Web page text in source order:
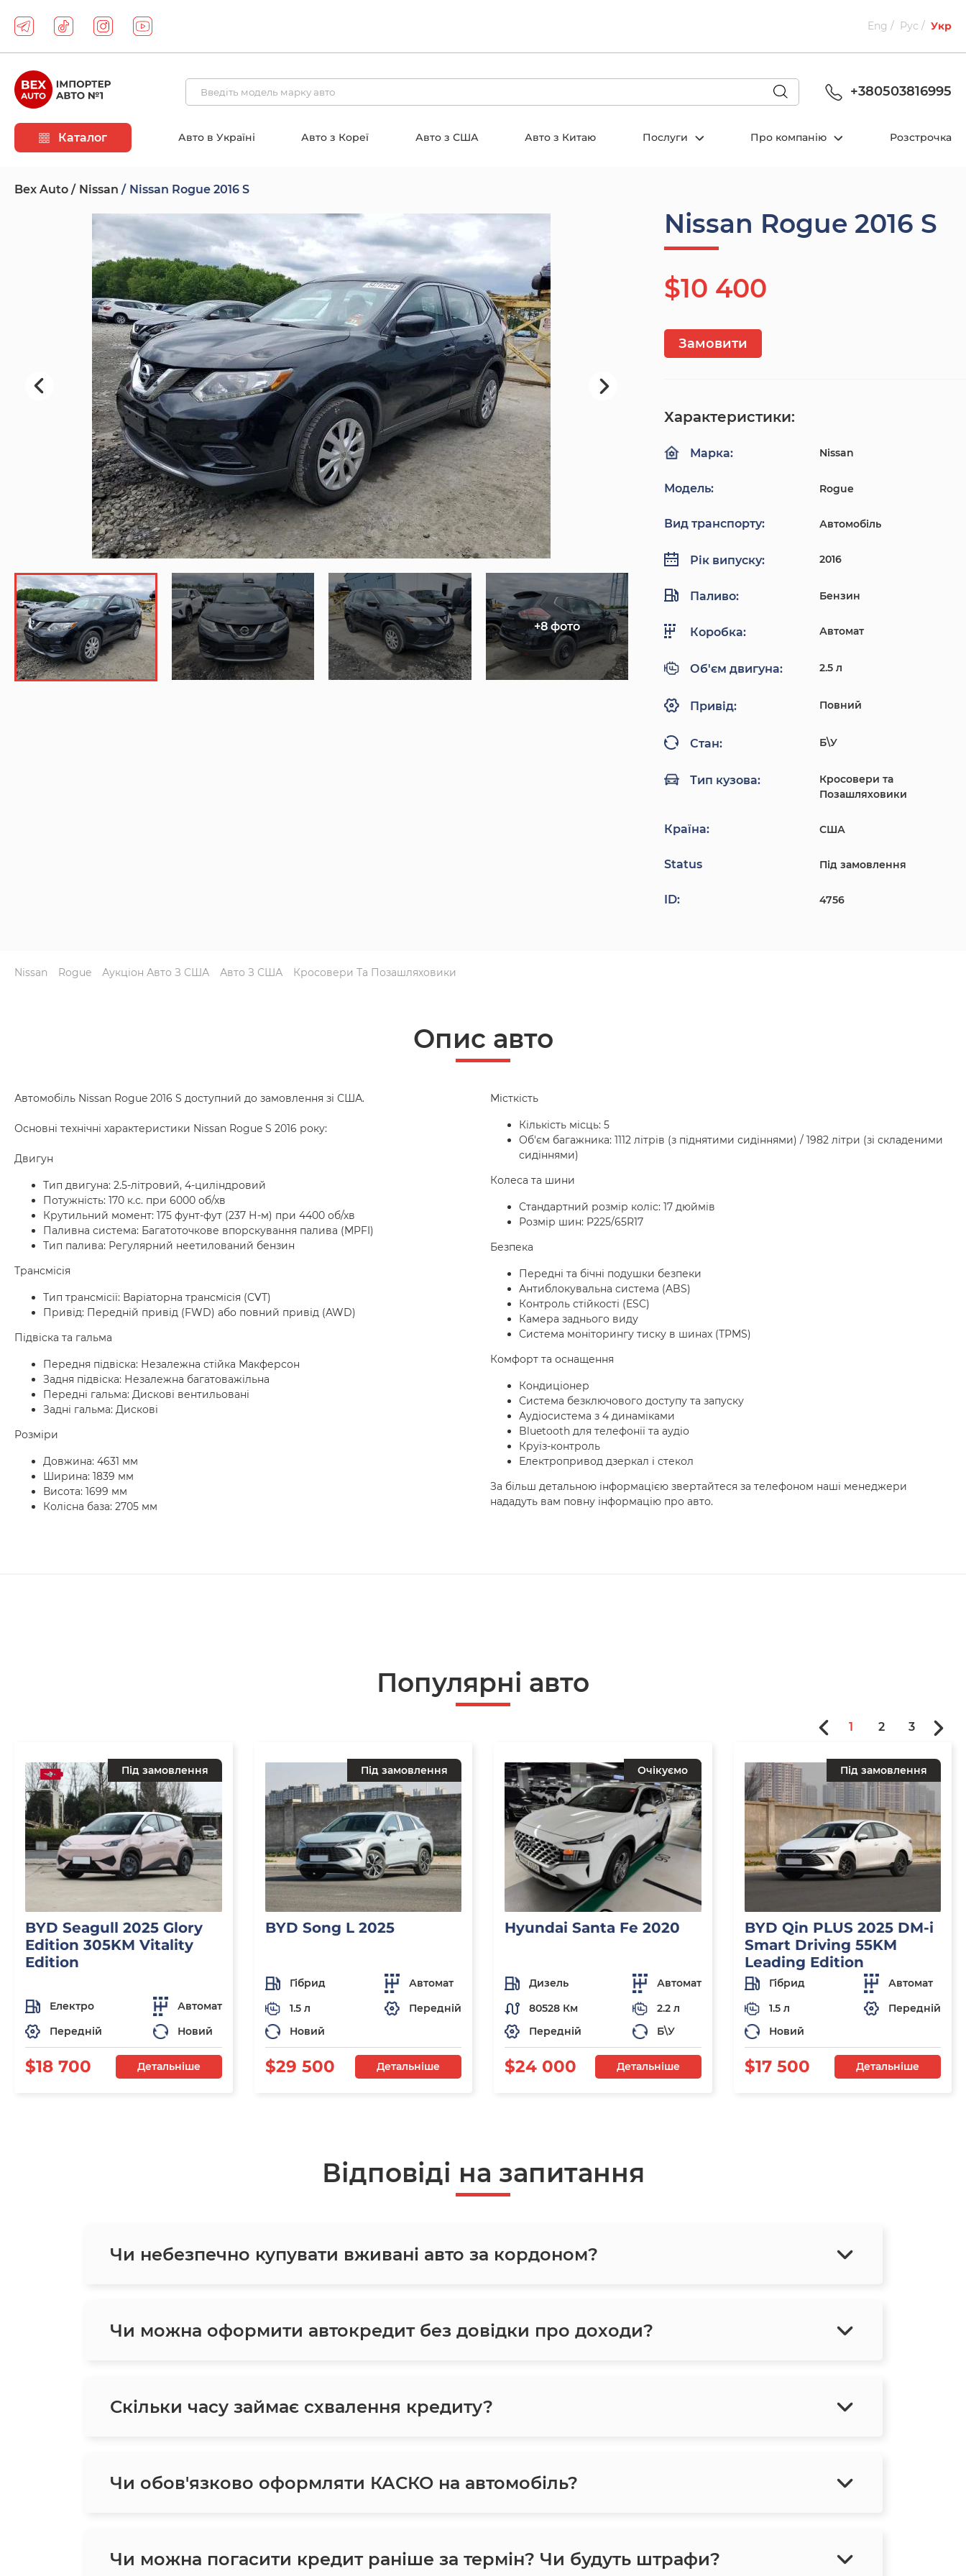
Eng Рус Укр
+380503816995
Каталог Авто в Україні Авто з Кореї Авто з США Авто з Китаю Послуги Про компанію Розстрочка
Bex Auto Nissan Nissan Rogue 2016 S
Nissan Rogue 2016 S
$10 400
+8 фото
Замовити
Характеристики:
Марка: Nissan
Модель: Rogue
Вид транспорту: Автомобіль
Рік випуску: 2016
Паливо: Бензин
Коробка: Автомат
Об'єм двигуна: 2.5 л
Привід: Повний
Стан: Б\У
Тип кузова:
Кросовери та
Позашляховики
Країна: США
Status Під замовлення
ID: 4756
Nissan Rogue Аукціон Авто З США Авто З США Кросовери Та Позашляховики
Опис авто
Автомобіль Nissan Rogue 2016 S доступний до замовлення зі США.
Основні технічні характеристики Nissan Rogue S 2016 року:
Двигун
Тип двигуна: 2.5-літровий, 4-циліндровий
Потужність: 170 к.с. при 6000 об/хв
Крутильний момент: 175 фунт-фут (237 Н-м) при 4400 об/хв
Паливна система: Багатоточкове впорскування палива (MPFI)
Тип палива: Регулярний неетилований бензин
Трансмісія
Тип трансмісії: Варіаторна трансмісія (CVT)
Привід: Передній привід (FWD) або повний привід (AWD)
Підвіска та гальма
Передня підвіска: Незалежна стійка Макферсон
Задня підвіска: Незалежна багатоважільна
Передні гальма: Дискові вентильовані
Задні гальма: Дискові
Розміри
Довжина: 4631 мм
Ширина: 1839 мм
Висота: 1699 мм
Колісна база: 2705 мм
Місткість
Кількість місць: 5
Об'єм багажника: 1112 літрів (з піднятими сидіннями) / 1982 літри (зі складеними
сидіннями)
Колеса та шини
Стандартний розмір коліс: 17 дюймів
Розмір шин: P225/65R17
Безпека
Передні та бічні подушки безпеки
Антиблокувальна система (ABS)
Контроль стійкості (ESC)
Камера заднього виду
Система моніторингу тиску в шинах (TPMS)
Комфорт та оснащення
Кондиціонер
Система безключового доступу та запуску
Аудіосистема з 4 динаміками
Bluetooth для телефонії та аудіо
Круїз-контроль
Електропривод дзеркал і стекол
За більш детальною інформацією звертайтеся за телефоном наші менеджери
нададуть вам повну інформацію про авто.
Популярнi авто
Під замовлення
BYD Seagull 2025 Glory
Edition 305KM Vitality
Edition
Електро
Автомат
Передній
Новий
$18 700 Детальніше
Під замовлення
BYD Song L 2025
Гібрид
Автомат
1.5 л
Передній
Новий
$29 500 Детальніше
Очікуємо
Hyundai Santa Fe 2020
Дизель
Автомат
80528 Км
2.2 л
Передній
Б\У
$24 000 Детальніше
Під замовлення
BYD Qin PLUS 2025 DM-i
Smart Driving 55KM
Leading Edition
Гібрид
Автомат
1.5 л
Передній
Новий
$17 500 Детальніше
1 2 3
Відповіді на запитання
Чи небезпечно купувати вживані авто за кордоном?
Чи можна оформити автокредит без довідки про доходи?
Скільки часу займає схвалення кредиту?
Чи обов'язково оформляти КАСКО на автомобіль?
Чи можна погасити кредит раніше за термін? Чи будуть штрафи?